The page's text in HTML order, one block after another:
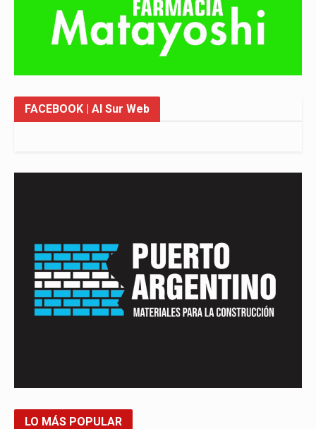
FACEBOOK | Al Sur Web
LO MÁS POPULAR